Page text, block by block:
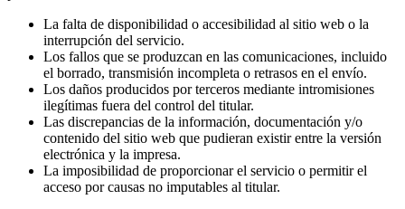
La falta de disponibilidad o accesibilidad al sitio web o la
interrupción del servicio.
Los fallos que se produzcan en las comunicaciones, incluido
el borrado, transmisión incompleta o retrasos en el envío.
Los daños producidos por terceros mediante intromisiones
ilegítimas fuera del control del titular.
Las discrepancias de la información, documentación y/o
contenido del sitio web que pudieran existir entre la versión
electrónica y la impresa.
La imposibilidad de proporcionar el servicio o permitir el
acceso por causas no imputables al titular.